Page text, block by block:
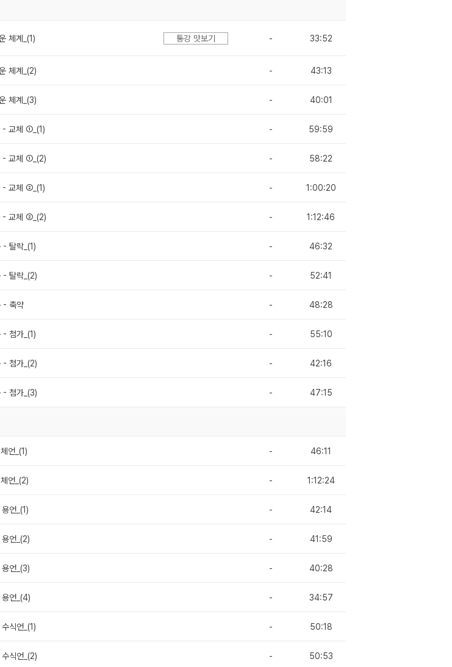
체계_(1) 통강 맛보기 - 33:52
체계_(2) - 43:13
체계_(3) - 40:01
- 교체 ①_(1) - 59:59
- 교체 ①_(2) - 58:22
- 교체 ②_(1) - 1:00:20
- 교체 ②_(2) - 1:12:46
탈락_(1) - 46:32
- 탈락_(2) - 52:41
- 축약 - 48:28
첨가_(1) - 55:10
- 첨가_(2) - 42:16
- 첨가_(3) - 47:15
언_(1) - 46:11
언_(2) - 1:12:24
언_(1) - 42:14
언_(2) - 41:59
언_(3) - 40:28
언_(4) - 34:57
식언_(1) - 50:18
식언_(2) - 50:53